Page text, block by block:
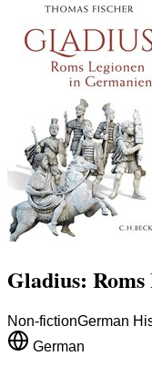
Gladius:
Non-fictionGerman
German